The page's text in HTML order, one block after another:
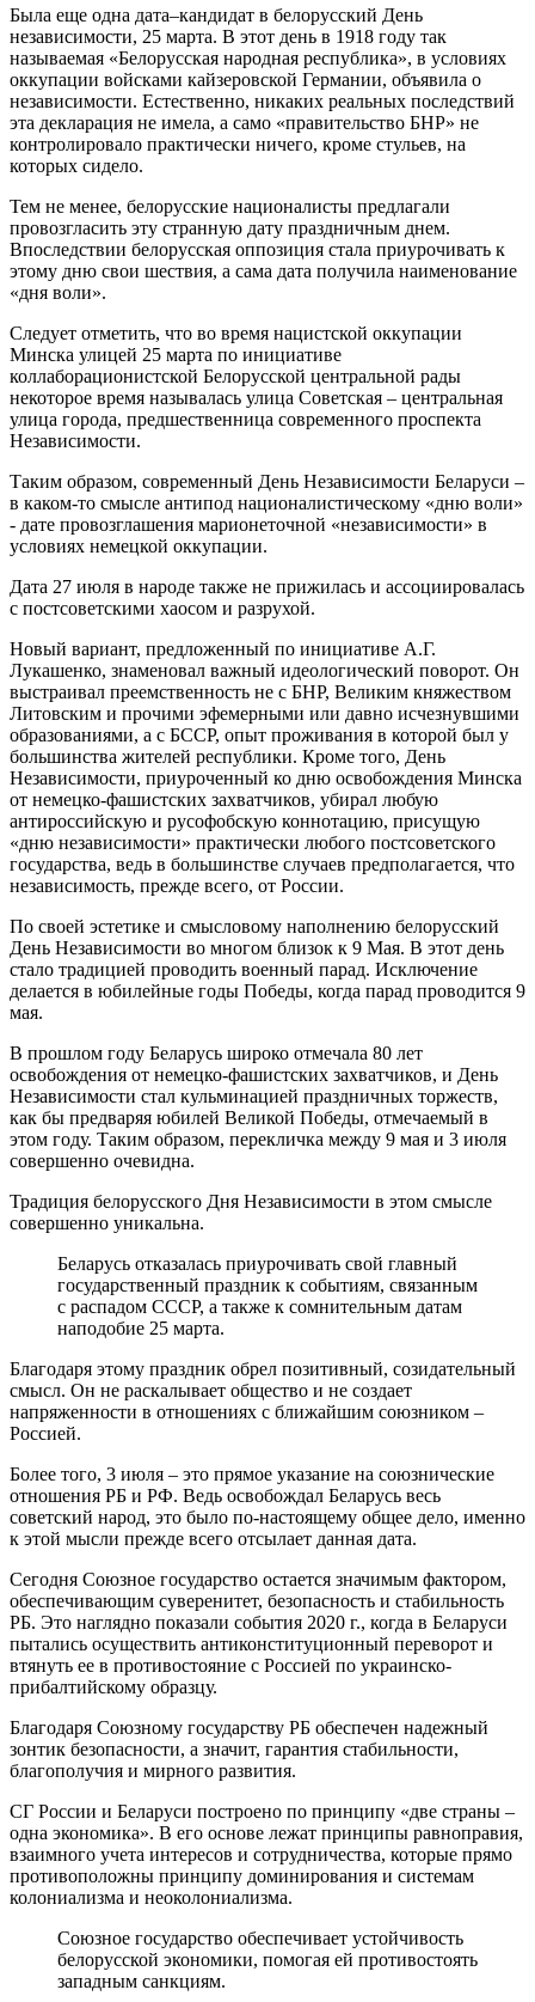
Была еще одна дата–кандидат в белорусский День
независимости, 25 марта. В этот день в 1918 году так
называемая «Белорусская народная республика», в условиях
оккупации войсками кайзеровской Германии, объявила о
независимости. Естественно, никаких реальных последствий
эта декларация не имела, а само «правительство БНР» не
контролировало практически ничего, кроме стульев, на
которых сидело.
Тем не менее, белорусские националисты предлагали
провозгласить эту странную дату праздничным днем.
Впоследствии белорусская оппозиция стала приурочивать к
этому дню свои шествия, а сама дата получила наименование
«дня воли».
Следует отметить, что во время нацистской оккупации
Минска улицей 25 марта по инициативе
коллаборационистской Белорусской центральной рады
некоторое время называлась улица Советская – центральная
улица города, предшественница современного проспекта
Независимости.
Таким образом, современный День Независимости Беларуси –
в каком-то смысле антипод националистическому «дню воли»
- дате провозглашения марионеточной «независимости» в
условиях немецкой оккупации.
Дата 27 июля в народе также не прижилась и ассоциировалась
с постсоветскими хаосом и разрухой.
Новый вариант, предложенный по инициативе А.Г.
Лукашенко, знаменовал важный идеологический поворот. Он
выстраивал преемственность не с БНР, Великим княжеством
Литовским и прочими эфемерными или давно исчезнувшими
образованиями, а с БССР, опыт проживания в которой был у
большинства жителей республики. Кроме того, День
Независимости, приуроченный ко дню освобождения Минска
от немецко-фашистских захватчиков, убирал любую
антироссийскую и русофобскую коннотацию, присущую
«дню независимости» практически любого постсоветского
государства, ведь в большинстве случаев предполагается, что
независимость, прежде всего, от России.
По своей эстетике и смысловому наполнению белорусский
День Независимости во многом близок к 9 Мая. В этот день
стало традицией проводить военный парад. Исключение
делается в юбилейные годы Победы, когда парад проводится 9
мая.
В прошлом году Беларусь широко отмечала 80 лет
освобождения от немецко-фашистских захватчиков, и День
Независимости стал кульминацией праздничных торжеств,
как бы предваряя юбилей Великой Победы, отмечаемый в
этом году. Таким образом, перекличка между 9 мая и 3 июля
совершенно очевидна.
Традиция белорусского Дня Независимости в этом смысле
совершенно уникальна.
Беларусь отказалась приурочивать свой главный
государственный праздник к событиям, связанным
с распадом СССР, а также к сомнительным датам
наподобие 25 марта.
Благодаря этому праздник обрел позитивный, созидательный
смысл. Он не раскалывает общество и не создает
напряженности в отношениях с ближайшим союзником –
Россией.
Более того, 3 июля – это прямое указание на союзнические
отношения РБ и РФ. Ведь освобождал Беларусь весь
советский народ, это было по-настоящему общее дело, именно
к этой мысли прежде всего отсылает данная дата.
Сегодня Союзное государство остается значимым фактором,
обеспечивающим суверенитет, безопасность и стабильность
РБ. Это наглядно показали события 2020 г., когда в Беларуси
пытались осуществить антиконституционный переворот и
втянуть ее в противостояние с Россией по украинско-
прибалтийскому образцу.
Благодаря Союзному государству РБ обеспечен надежный
зонтик безопасности, а значит, гарантия стабильности,
благополучия и мирного развития.
СГ России и Беларуси построено по принципу «две страны –
одна экономика». В его основе лежат принципы равноправия,
взаимного учета интересов и сотрудничества, которые прямо
противоположны принципу доминирования и системам
колониализма и неоколониализма.
Союзное государство обеспечивает устойчивость
белорусской экономики, помогая ей противостоять
западным санкциям.